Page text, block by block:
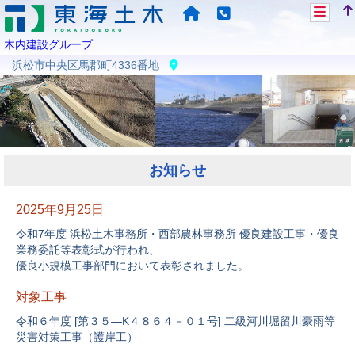
木内建設グループ
浜松市中央区馬郡町4336番地
お知らせ
2025年9月25日
令和7年度 浜松土木事務所・西部農林事務所 優良建設工事・優良
業務委託等表彰式が行われ、
優良小規模工事部門において表彰されました。
対象工事
令和６年度 [第３５―K４８６４－０１号] 二級河川堀留川豪雨等
災害対策工事（護岸工）